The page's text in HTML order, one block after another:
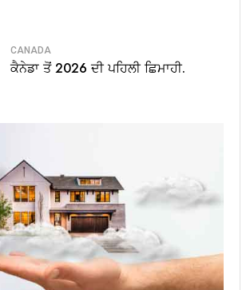
CANADA
ਕੈਨੇਡਾ ਤੋਂ 2026 ਦੀ ਪਹਿਲੀ ਛਿਮਾਹੀ.